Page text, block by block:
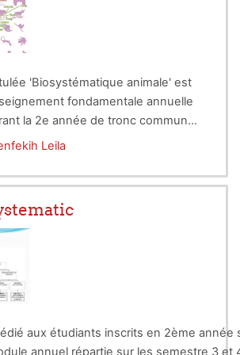
'Biosystématique animale' est
fondamentale annuelle
la 2e année de tronc commun
la filière des sciences
bases de la taxonomie animale
Leila
aux étudiants inscrits en 2ème
annuel répartie sur les semestre 3